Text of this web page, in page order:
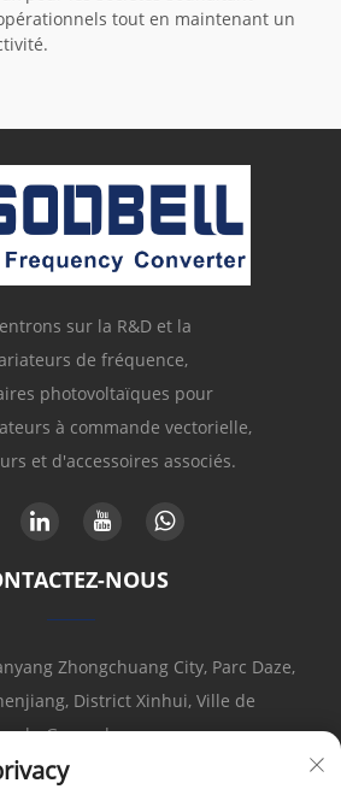
tout en maintenant un
sur la R&D et la
de fréquence,
photovoltaïques pour
à commande vectorielle,
et d'accessoires associés.
NOUS
Zhongchuang City, Parc Daze,
District Xinhui, Ville de
du Guangdong